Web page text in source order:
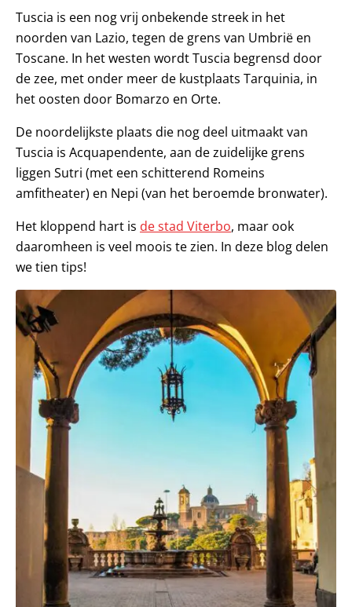
Tuscia is een nog vrij onbekende streek in het
noorden van Lazio, tegen de grens van Umbrië en
Toscane. In het westen wordt Tuscia begrensd door
de zee, met onder meer de kustplaats Tarquinia, in
het oosten door Bomarzo en Orte.
De noordelijkste plaats die nog deel uitmaakt van
Tuscia is Acquapendente, aan de zuidelijke grens
liggen Sutri (met een schitterend Romeins
amfitheater) en Nepi (van het beroemde bronwater).
Het kloppend hart is de stad Viterbo, maar ook
daaromheen is veel moois te zien. In deze blog delen
we tien tips!